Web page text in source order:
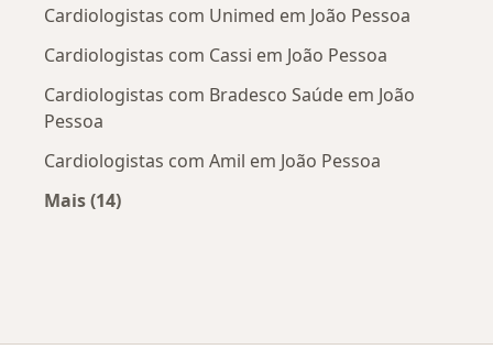
Cardiologistas com Unimed em João Pessoa
Cardiologistas com Cassi em João Pessoa
Cardiologistas com Bradesco Saúde em João
Pessoa
Cardiologistas com Amil em João Pessoa
Mais (14)